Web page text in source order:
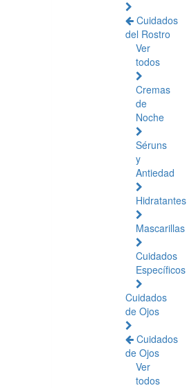
Cuidados
del Rostro
Ver
todos
Cremas
de
Noche
Séruns
y
Antiedad
Hidratantes
Mascarillas
Cuidados
Específicos
Cuidados
de Ojos
Cuidados
de Ojos
Ver
todos